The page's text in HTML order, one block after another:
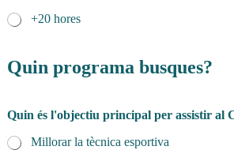
+20 hores
Quin programa busques?
Quin és l'objectiu principal per assistir al
Millorar la tècnica esportiva